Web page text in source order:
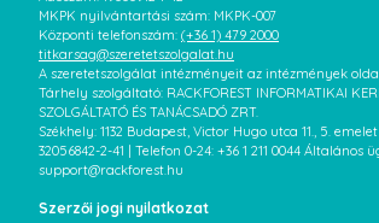
MKPK nyilvántartási szám: MKPK-007
Központi telefonszám: (+36 1) 479 2000
titkarsag@szeretetszolgalat.hu
A szeretetszolgálat intézményeit az intézmények
Tárhely szolgáltató: RACKFOREST INFORMATIKAI
SZOLGÁLTATÓ ÉS TANÁCSADÓ ZRT.
Székhely: 1132 Budapest, Victor Hugo utca 11., 5.
32056842-2-41 | Telefon 0-24: +36 1 211 0044 Általános
support@rackforest.hu
Szerzői jogi nyilatkozat